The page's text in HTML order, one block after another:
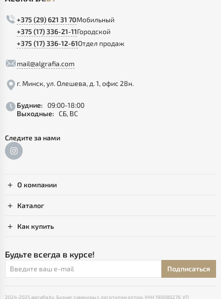
+375 (29) 621 31 70Мобильный
+375 (17) 336-21-11Городской
+375 (17) 336-12-61Отдел продаж
mail@algrafia.com
г. Минск, ул. Олешева, д. 1, офис 28н.
Будние:
09:00-18:00
Выходные: СБ, ВС
Следите за нами
О компании
Каталог
Как купить
Будьте всегда в курсе!
Подписаться
2024-2025 algrafia.by. Бизнес сувениры с логотипом оптом. УНН 190080278, УП